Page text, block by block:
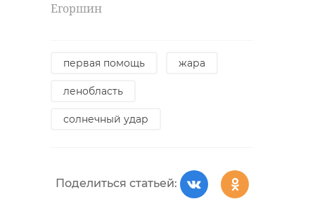
Егоршин
первая помощь жара
ленобласть
солнечный удар
Поделиться статьей: